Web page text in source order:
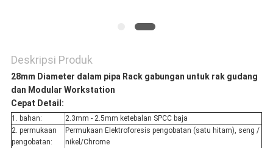
Deskripsi Produk
28mm Diameter dalam pipa Rack gabungan untuk rak gudang
dan Modular Workstation
Cepat Detail:
1. bahan:
2.3mm - 2.5mm ketebalan SPCC baja
2. permukaan
pengobatan:
Permukaan Elektroforesis pengobatan (satu hitam), seng /
nikel/Chrome